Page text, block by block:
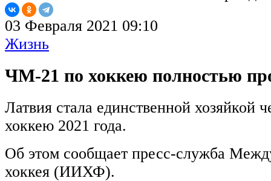
03 Февраля 2021 09:10
Жизнь
ЧМ-21 по хоккею полностью
Латвия стала единственной хозяйкой
хоккею 2021 года.
Об этом сообщает пресс-служба
хоккея (ИИХФ).